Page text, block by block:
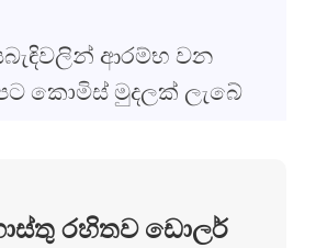
ආරම්භ වන
කොමිස් මුදලක් ලැබේ
රහිතව ඩොලර්